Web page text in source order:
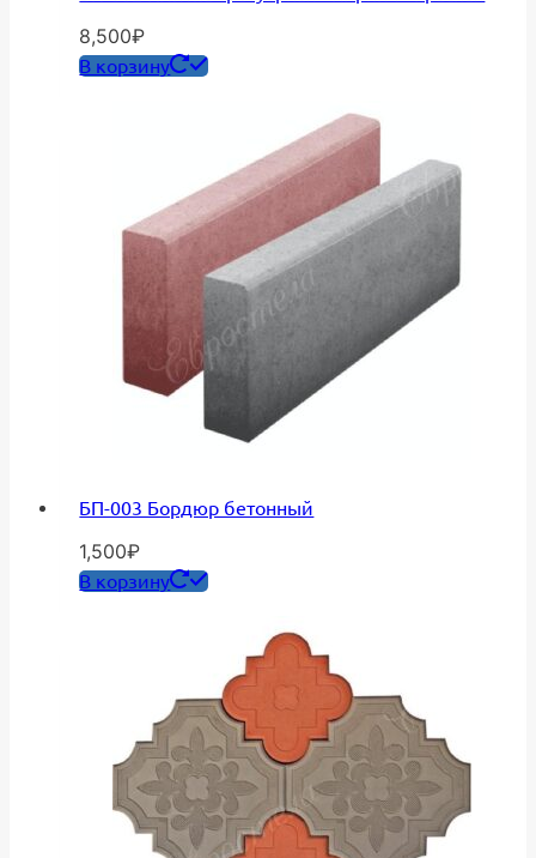
8,500₽
В корзину
БП-003 Бордюр бетонный
1,500₽
В корзину